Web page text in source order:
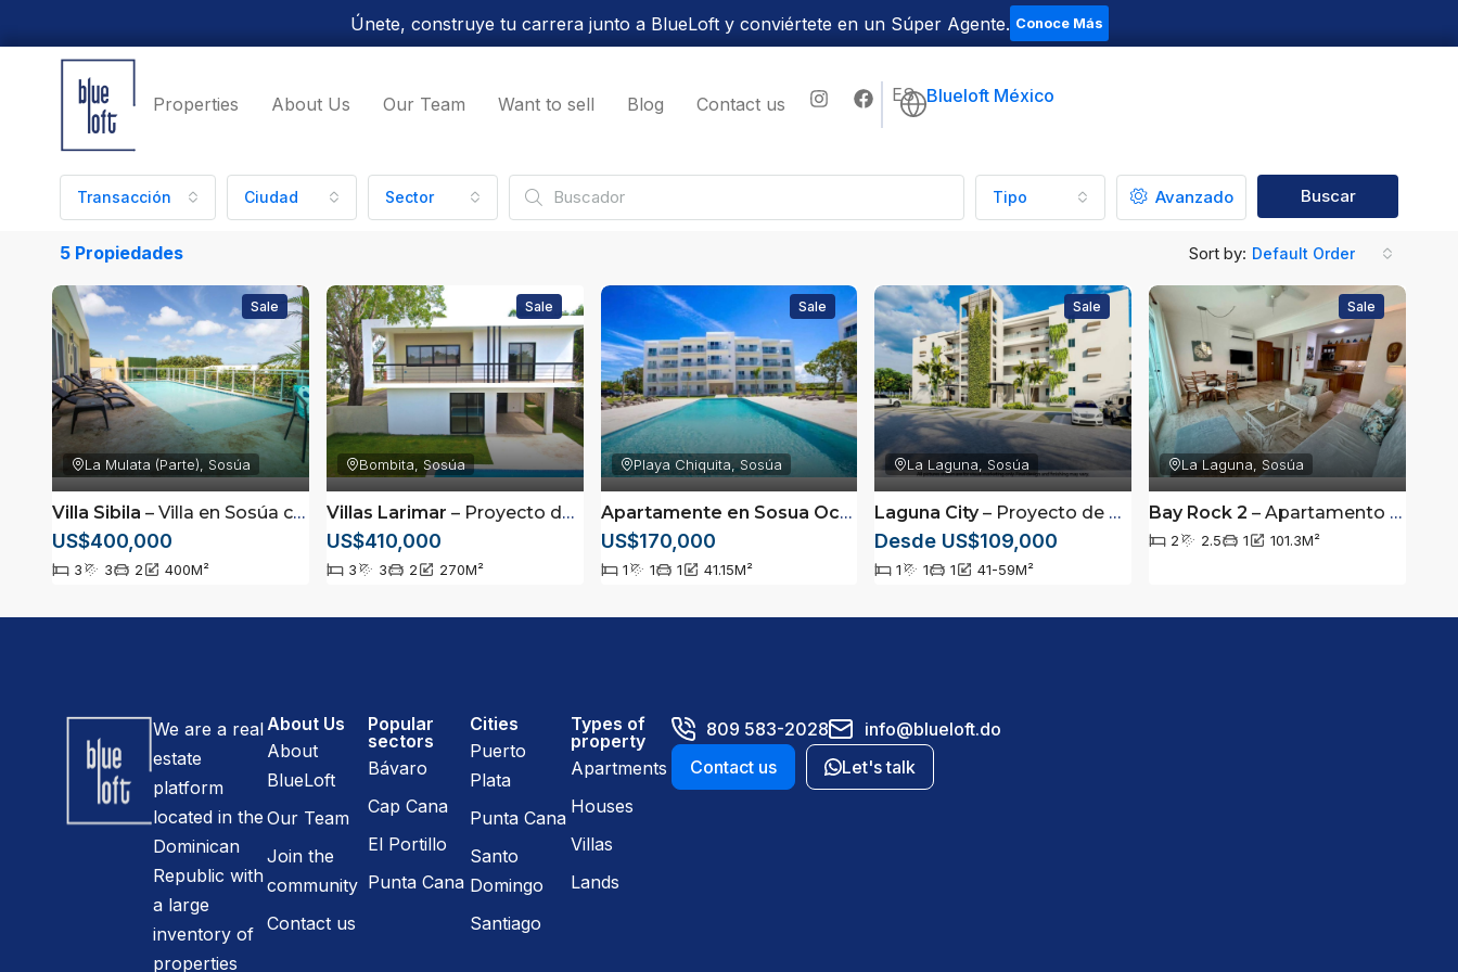
Únete, construye tu carrera junto a BlueLoft y conviértete en un Súper Agente. Conoce Más
Properties About Us Our Team Want to sell Blog Contact us ES Blueloft México
Transacción Ciudad Sector Tipo Avanzado Buscar
5 Propiedades Sort by: Default Order
Sale
La Mulata (Parte), Sosúa
Villa Sibila – Villa en Sosúa con piscina a la venta a pocos minutos de playa
US$400,000
3 3 2 400M²
Sale
Bombita, Sosúa
Villas Larimar – Proyecto de villas ubicada en la comunidad cerrada de Perla Marina, Puerto Plata
US$410,000
3 3 2 270M²
Sale
Playa Chiquita, Sosúa
Apartamente en Sosua Ocea Village – Apartamento a pasos de la playa en Sosua, Puerto Plata
US$170,000
1 1 1 41.15M²
Sale
La Laguna, Sosúa
Laguna City– Proyecto de apartamentos ubicado en Sosúa, Puerto Plata
Desde US$109,000
1 1 1 41-59M²
Sale
La Laguna, Sosúa
Bay Rock 2 – Apartamento COMPLETAMENTE AMUEBLADO en Primera línea de Playa Laguna entre Sosúa y Cabarete
2 2.5 1 101.3M²
We are a real
estate
platform
located in the
Dominican
Republic with
a large
inventory of
properties
About Us
About
BlueLoft
Our Team
Join the
community
Contact us
Popular
sectors
Bávaro
Cap Cana
El Portillo
Punta Cana
Cities
Puerto
Plata
Punta Cana
Santo
Domingo
Santiago
Types of
property
Apartments
Houses
Villas
Lands
809 583-2028
info@blueloft.do
Contact us
Let's talk